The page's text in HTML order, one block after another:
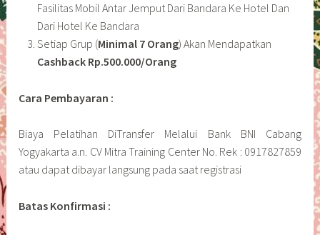
Fasilitas Mobil Antar Jemput Dari Bandara Ke Hotel Dan
Dari Hotel Ke Bandara
Setiap Grup (Minimal 7 Orang) Akan Mendapatkan
Cashback Rp.500.000/Orang
Cara Pembayaran :
Biaya Pelatihan DiTransfer Melalui Bank BNI Cabang
Yogyakarta a.n. CV Mitra Training Center No. Rek : 0917827859
atau dapat dibayar langsung pada saat registrasi
Batas Konfirmasi :